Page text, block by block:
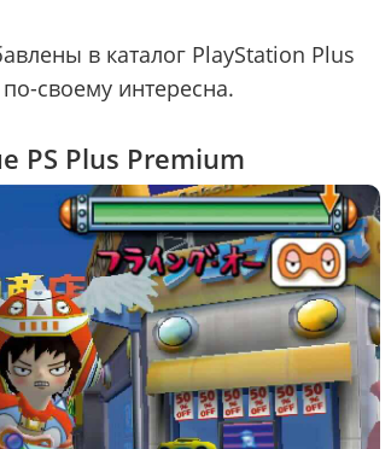
в каталог PlayStation Plus
своему интересна.
PS Plus Premium